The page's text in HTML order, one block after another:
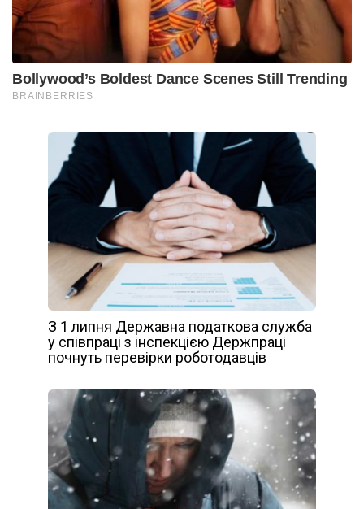
З 1 липня Державна податкова служба
у співпраці з інспекцією Держпраці
почнуть перевірки роботодавців